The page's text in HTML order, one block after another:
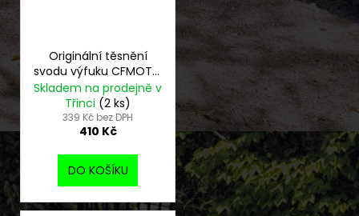
Originální těsnění
svodu výfuku CFMOTO
Gladiator
Skladem na prodejně v
Třinci (2 ks)
339 Kč bez DPH
410 Kč
DO KOŠÍKU